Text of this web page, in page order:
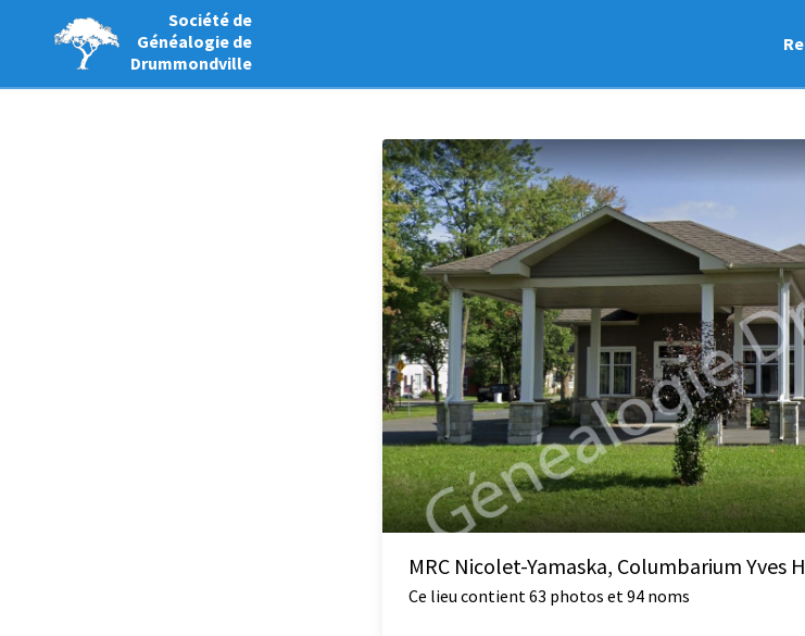
Société de
Généalogie de
Drummondville
MRC Nicolet-Yamaska, Columbarium Yves
Ce lieu contient 63 photos et 94 noms